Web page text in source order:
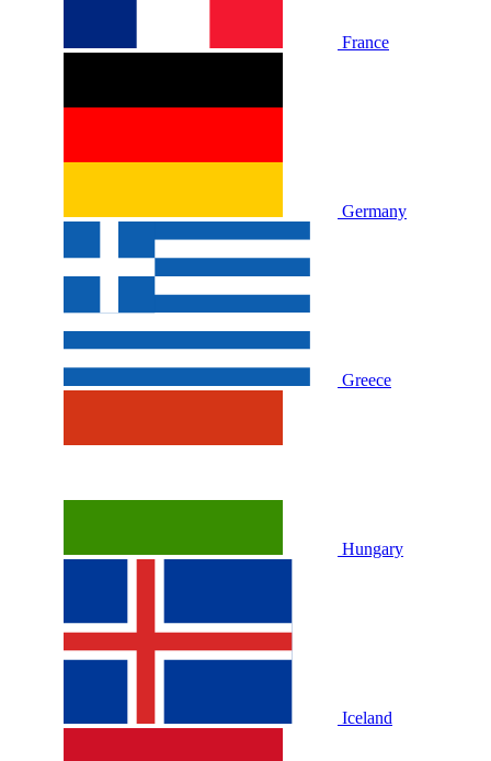
France
Germany
Greece
Hungary
Iceland